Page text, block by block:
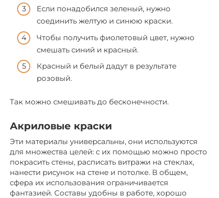
Если понадобился зеленый, нужно
соединить желтую и синюю краски.
Чтобы получить фиолетовый цвет, нужно
смешать синий и красный.
Красный и белый дадут в результате
розовый.
Так можно смешивать до бесконечности.
Акриловые краски
Эти материалы универсальны, они используются
для множества целей: с их помощью можно просто
покрасить стены, расписать витражи на стеклах,
нанести рисунок на стене и потолке. В общем,
сфера их использования ограничивается
фантазией. Составы удобны в работе, хорошо